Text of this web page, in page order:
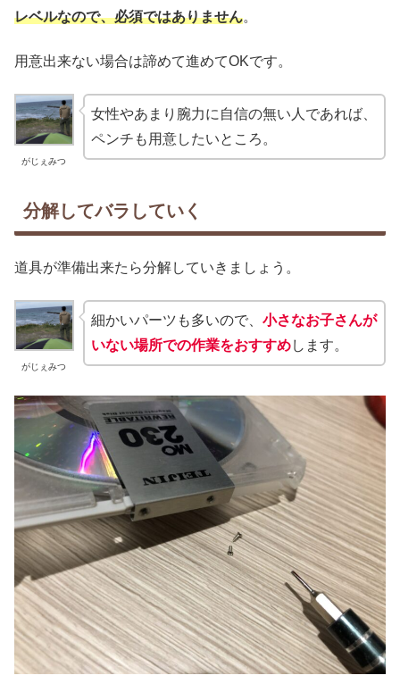
レベルなので、必須ではありません。
用意出来ない場合は諦めて進めてOKです。
がじぇみつ
女性やあまり腕力に自信の無い人であれば、
ペンチも用意したいところ。
分解してバラしていく
道具が準備出来たら分解していきましょう。
がじぇみつ
細かいパーツも多いので、 小さなお子さんが
いない場所での作業をおすすめします。